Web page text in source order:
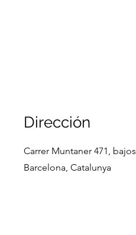
Dirección
Carrer Muntaner 471, bajos
Barcelona, Catalunya